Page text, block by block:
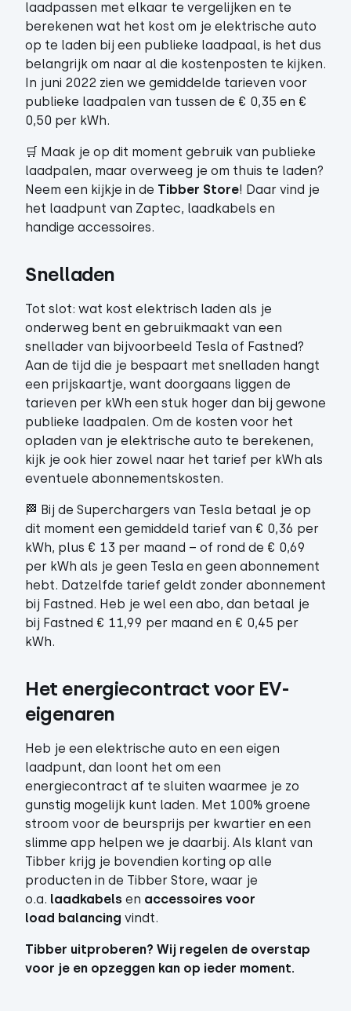
laadpassen met elkaar te vergelijken en te
berekenen wat het kost om je elektrische auto
op te laden bij een publieke laadpaal, is het dus
belangrijk om naar al die kostenposten te kijken.
In juni 2022 zien we gemiddelde tarieven voor
publieke laadpalen van tussen de € 0,35 en €
0,50 per kWh.
🛒 Maak je op dit moment gebruik van publieke
laadpalen, maar overweeg je om thuis te laden?
Neem een kijkje in de Tibber Store! Daar vind je
het laadpunt van Zaptec, laadkabels en
handige accessoires.
Snelladen
Tot slot: wat kost elektrisch laden als je
onderweg bent en gebruikmaakt van een
snellader van bijvoorbeeld Tesla of Fastned?
Aan de tijd die je bespaart met snelladen hangt
een prijskaartje, want doorgaans liggen de
tarieven per kWh een stuk hoger dan bij gewone
publieke laadpalen. Om de kosten voor het
opladen van je elektrische auto te berekenen,
kijk je ook hier zowel naar het tarief per kWh als
eventuele abonnementskosten.
🏁 Bij de Superchargers van Tesla betaal je op
dit moment een gemiddeld tarief van € 0,36 per
kWh, plus € 13 per maand – of rond de € 0,69
per kWh als je geen Tesla en geen abonnement
hebt. Datzelfde tarief geldt zonder abonnement
bij Fastned. Heb je wel een abo, dan betaal je
bij Fastned € 11,99 per maand en € 0,45 per
kWh.
Het energiecontract voor EV-
eigenaren
Heb je een elektrische auto en een eigen
laadpunt, dan loont het om een
energiecontract af te sluiten waarmee je zo
gunstig mogelijk kunt laden. Met 100% groene
stroom voor de beursprijs per kwartier en een
slimme app helpen we je daarbij. Als klant van
Tibber krijg je bovendien korting op alle
producten in de Tibber Store, waar je
o.a. laadkabels en accessoires voor
load balancing vindt.
Tibber uitproberen? Wij regelen de overstap
voor je en opzeggen kan op ieder moment.